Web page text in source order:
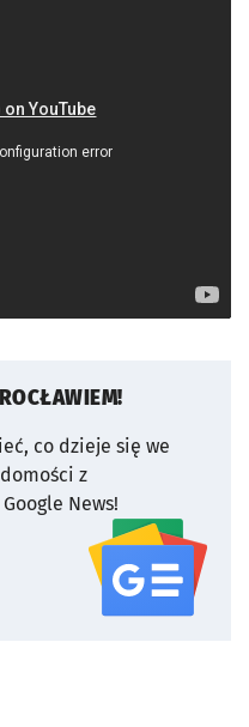
co dzieje się we
z
News!
serwisu